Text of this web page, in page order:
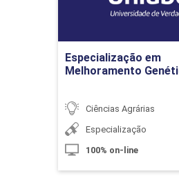
Marketing no
10h
Planejamento
Agronegócio)
Especialização em
Melhoramento
Ciências Agrárias
Especialização
100% on-line